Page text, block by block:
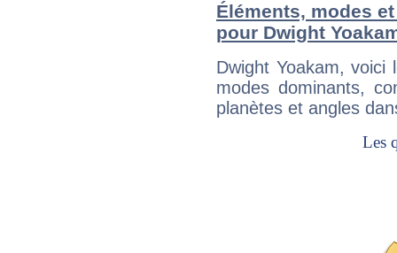
Éléments, modes
pour Dwight
Dwight Yoakam,
modes dominants,
planètes et angles